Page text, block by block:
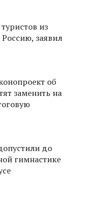
из
заявил
об
заменить на
до
гимнастике